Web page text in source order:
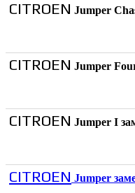
CITROEN Jumper
CITROEN Jumper
CITROEN Jumper I
CITROEN Jumper